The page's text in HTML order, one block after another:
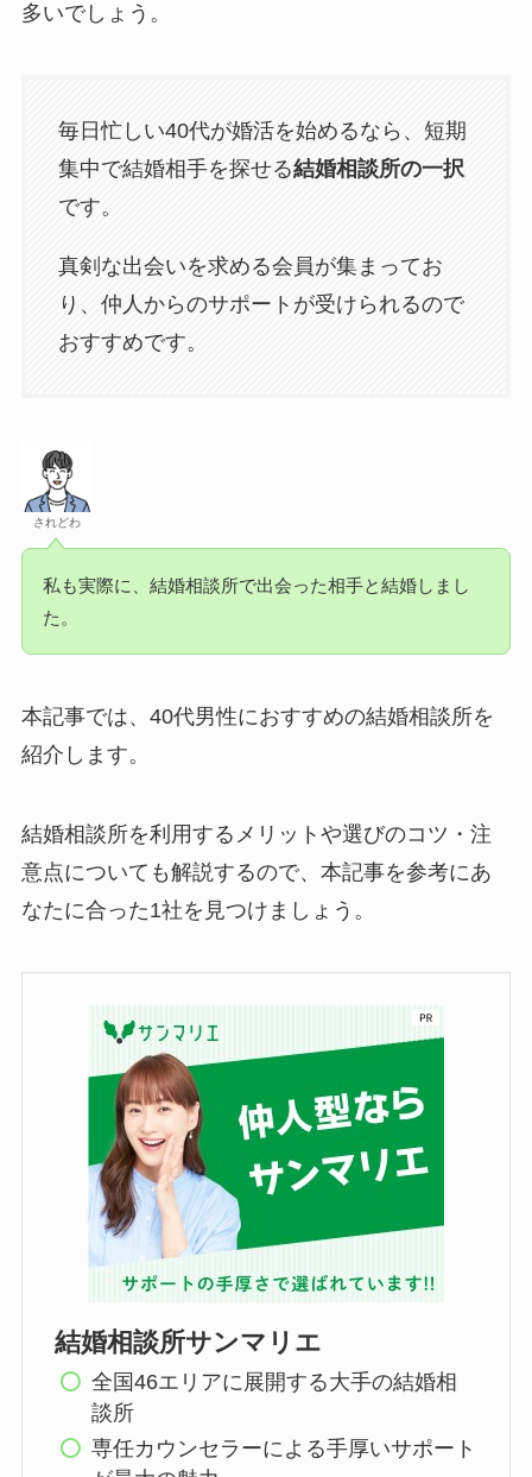
多いでしょう。
毎日忙しい40代が婚活を始めるなら、短期
集中で結婚相手を探せる結婚相談所の一択
です。
真剣な出会いを求める会員が集まってお
り、仲人からのサポートが受けられるので
おすすめです。
されどわ
私も実際に、結婚相談所で出会った相手と結婚しまし
た。
本記事では、40代男性におすすめの結婚相談所を
紹介します。
結婚相談所を利用するメリットや選びのコツ・注
意点についても解説するので、本記事を参考にあ
なたに合った1社を見つけましょう。
結婚相談所サンマリエ
全国46エリアに展開する大手の結婚相
談所
専任カウンセラーによる手厚いサポート